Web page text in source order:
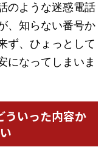
のような迷惑電話
、知らない番号か
ず、ひょっとして
になってしまいま
ういった内容か